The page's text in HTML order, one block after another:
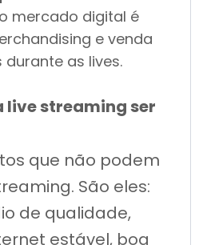
mercado digital é
e venda
as lives.
live streaming ser
que não podem
São eles:
de qualidade,
estável, boa